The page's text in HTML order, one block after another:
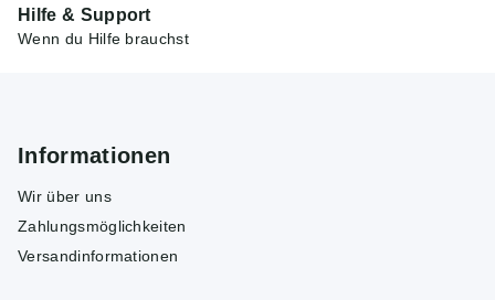
Hilfe & Support
Wenn du Hilfe brauchst
Informationen
Wir über uns
Zahlungsmöglichkeiten
Versandinformationen